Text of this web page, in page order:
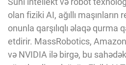
İSTIFADƏ ŞƏRTLƏRİ
MƏXFİLİK SİYASƏTİ
olan fiziki AI, ağıllı maşınların
onunla qarşılıqlı əlaqə qurma
etdirir. MassRobotics,
və NVIDIA ilə birgə, bu